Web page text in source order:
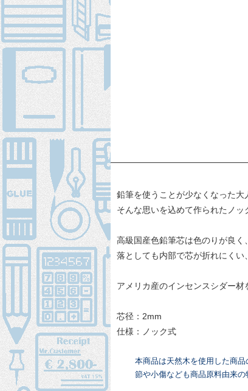
鉛筆を使うことが少なくなった大
そんな思いを込めて作られたノッ
高級国産色鉛筆芯は色のりが良く
落としても内部で芯が折れにくい
アメリカ産のインセンスシダー材
芯径：2mm
仕様：ノック式
本商品は天然木を使用した商品
節や小傷なども商品原料由来の